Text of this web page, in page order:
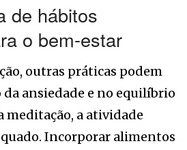
de hábitos
o bem-estar
outras práticas podem
ansiedade e no equilíbrio
meditação, a atividade
Incorporar alimentos